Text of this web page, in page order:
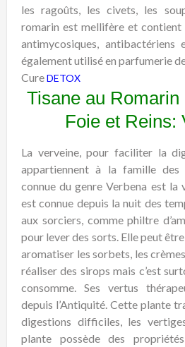
les ragoûts, les civets, les
romarin est mellifère et contient
antimycosiques,
également utilisé en parfumerie
CureDETOX
Tisane au
Foie et Reins:
La verveine, pour faciliter la
appartiennent à la famille des
connue du genre Verbena est la
est connue depuis la nuit des
aux sorciers, comme philtre
pour lever des sorts. Elle peut
aromatiser les sorbets, les
réaliser des sirops mais c’est
consomme. Ses vertus
depuis l’Antiquité. Cette plante
digestions difficiles, les
plante possède des